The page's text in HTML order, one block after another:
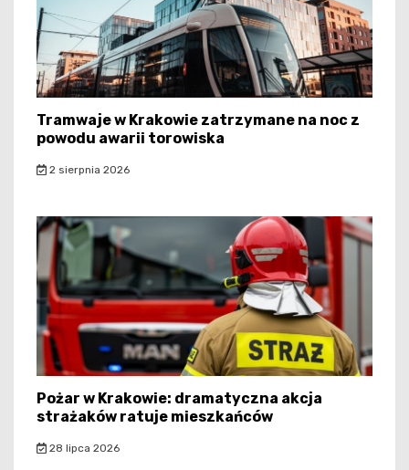
Tramwaje w Krakowie zatrzymane na noc z
powodu awarii torowiska
2 sierpnia 2026
Pożar w Krakowie: dramatyczna akcja
strażaków ratuje mieszkańców
28 lipca 2026